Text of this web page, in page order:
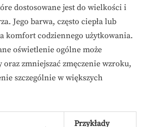
dostosowane jest do wielkości i
Jego barwa, często ciepła lub
komfort codziennego użytkowania.
oświetlenie ogólne może
zmniejszać zmęczenie wzroku,
szczególnie w większych
Przykłady